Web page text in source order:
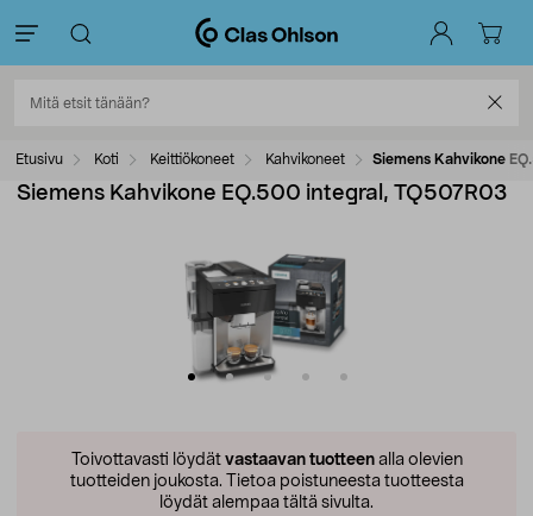
Etusivu Koti Keittiökoneet Kahvikoneet Siemens Kahvikone
Siemens Kahvikone EQ.500 integral, TQ507R03
Toivottavasti löydät vastaavan tuotteenalla olevien
tuotteiden joukosta. Tietoa poistuneesta tuotteesta
löydät alempaa tältä sivulta.